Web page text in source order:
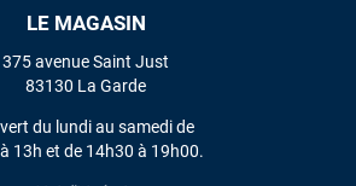
LE MAGASIN
375 avenue Saint Just
83130 La Garde
du lundi au samedi de
13h et de 14h30 à 19h00.
VOIR TOUS LES AVIS